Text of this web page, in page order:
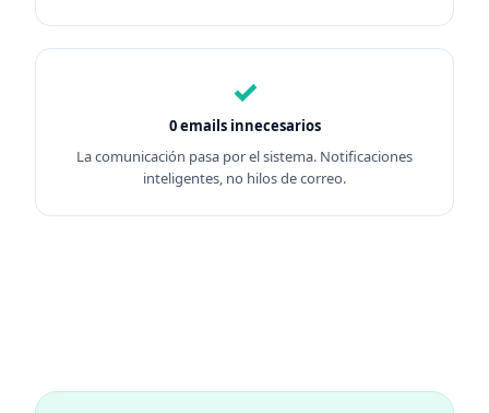
✓
0 emails innecesarios
La comunicación pasa por el sistema. Notificaciones
inteligentes, no hilos de correo.